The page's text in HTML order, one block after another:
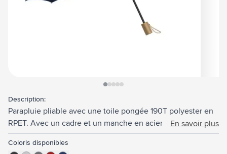
Description:
Parapluie pliable avec une toile pongée 190T polyester en
RPET. Avec un cadre et un manche en acier inoxydable,
une belle poignée en bambou, avec une boucle en coton,
une fermeture velcro, une housse de rangement et une
En savoir plus
Coloris disponibles